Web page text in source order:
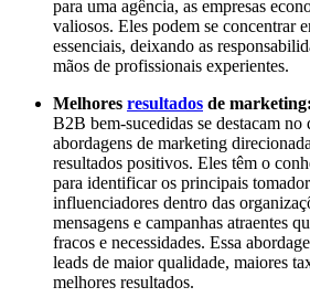
para uma agência, as empresas
valiosos. Eles podem se concentrar
essenciais, deixando as
mãos de profissionais experientes.
Melhores resultados de marketing:
B2B bem-sucedidas se destacam
abordagens de marketing
resultados positivos. Eles têm o
para identificar os principais
influenciadores dentro das
mensagens e campanhas atraentes
fracos e necessidades. Essa
leads de maior qualidade, maiores
melhores resultados.